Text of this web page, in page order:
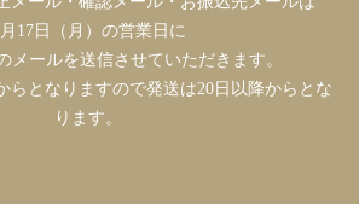
17日（月）の営業日に
ールを送信させていただきます。
らとなりますので発送は20日以降からとな
ります。